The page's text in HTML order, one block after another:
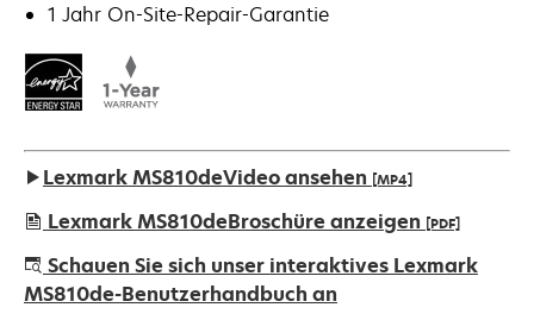
1 Jahr On-Site-Repair-Garantie
Lexmark MS810deVideo ansehen [MP4]
Lexmark MS810deBroschüre anzeigen [PDF]
wird
in
Schauen Sie sich unser interaktives Lexmark
MS810de-Benutzerhandbuch an